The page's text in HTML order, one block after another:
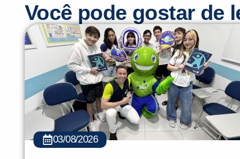
Você pode gostar de
03/08/2026